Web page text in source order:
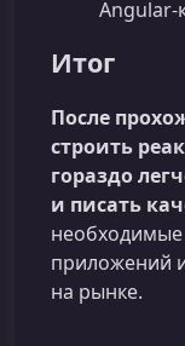
Итог
После
строить
гораздо
и писать
приложений
на рынке.